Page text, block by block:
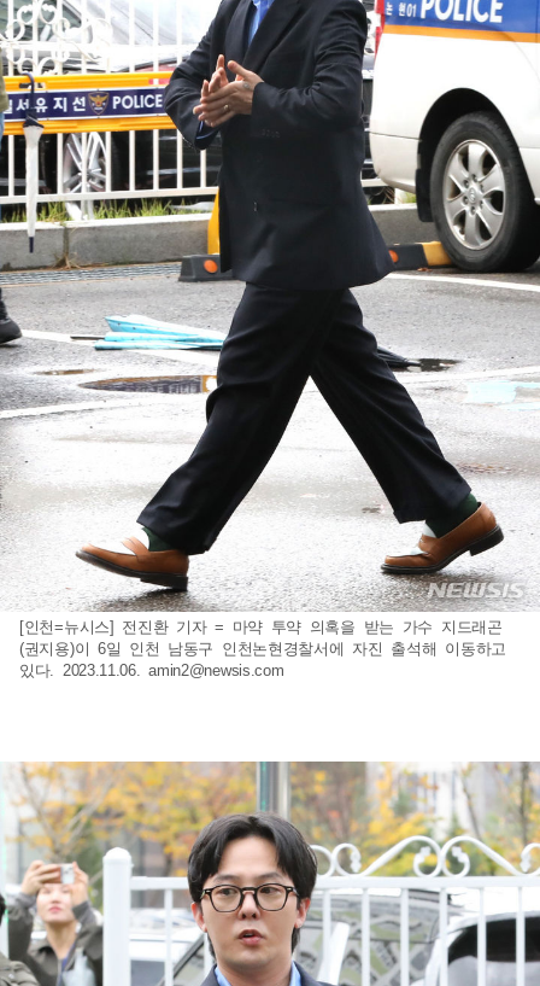
[인천=뉴시스] 전진환 기자 = 마약 투약 의혹을 받는 가수 지드래곤
(권지용)이 6일 인천 남동구 인천논현경찰서에 자진 출석해 이동하고
있다. 2023.11.06.amin2@newsis.com